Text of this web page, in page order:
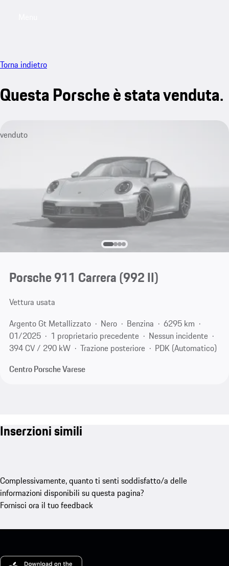
Torna indietro
Questa Porsche è stata venduta.
venduto
Porsche 911 Carrera(992 II)
Vettura usata
Argento Gt Metallizzato
Nero Benzina
6295 km
01/2025
1 proprietario precedente
Nessun incidente
394 CV / 290 kW
Trazione posteriore
PDK (Automatico)
Centro Porsche Varese
Inserzioni simili
Complessivamente, quanto ti senti soddisfatto/a delle
informazioni disponibili su questa pagina?
Fornisci ora il tuo feedback